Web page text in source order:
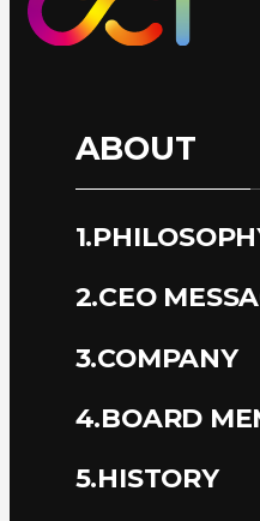
ABOUT
2.CEO
3.COMPANY
4.BOARD
5.HISTORY